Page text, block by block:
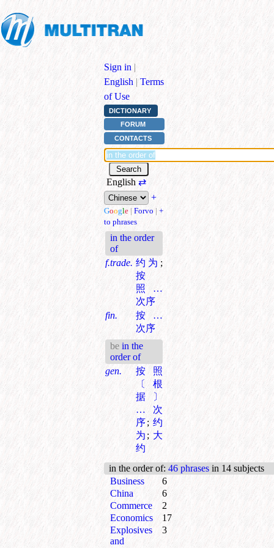
Sign in |
English | Terms
of Use
DICTIONARY
FORUM
CONTACTS
English ⇄
+
Google | Forvo | +
to phrases
in the order
of
f.trade. 约为 ;
按
照…
次序
fin.
按…
次序
be in the
order of
gen.
按照
〔根
据〕
…次
序; 约
为 ; 大
约
in the order of: 46 phrases in 14 subjects
Business
6
China
6
Commerce
2
Economics
17
Explosives
and
3